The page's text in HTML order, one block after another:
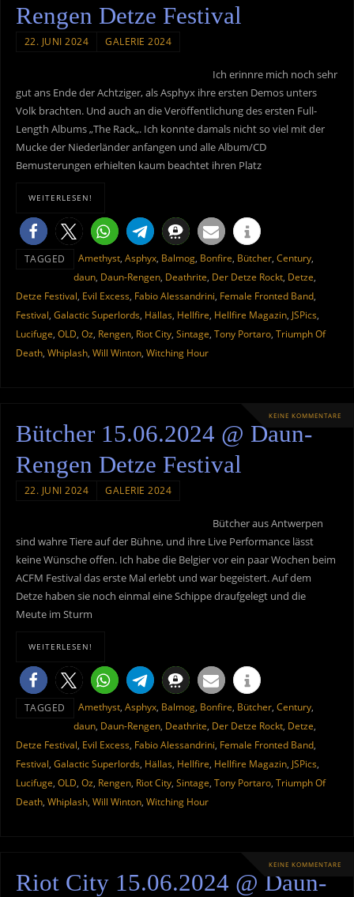
Rengen Detze Festival
22. JUNI 2024 GALERIE 2024
Ich erinnre mich noch sehr
gut ans Ende der Achtziger, als Asphyx ihre ersten Demos unters
Volk brachten. Und auch an die Veröffentlichung des ersten Full-
Length Albums „The Rack„. Ich konnte damals nicht so viel mit der
Mucke der Niederländer anfangen und alle Album/CD
Bemusterungen erhielten kaum beachtet ihren Platz
WEITERLESEN!
TAGGED Amethyst, Asphyx, Balmog, Bonfire, Bütcher, Century,
daun, Daun-Rengen, Deathrite, Der Detze Rockt, Detze,
Detze Festival, Evil Excess, Fabio Alessandrini, Female Fronted Band,
Festival, Galactic Superlords, Hällas, Hellfire, Hellfire Magazin, JSPics,
Lucifuge, OLD, Oz, Rengen, Riot City, Sintage, Tony Portaro, Triumph Of
Death, Whiplash, Will Winton, Witching Hour
KEINE KOMMENTARE
Bütcher 15.06.2024 @ Daun-
Rengen Detze Festival
22. JUNI 2024 GALERIE 2024
Bütcher aus Antwerpen
sind wahre Tiere auf der Bühne, und ihre Live Performance lässt
keine Wünsche offen. Ich habe die Belgier vor ein paar Wochen beim
ACFM Festival das erste Mal erlebt und war begeistert. Auf dem
Detze haben sie noch einmal eine Schippe draufgelegt und die
Meute im Sturm
WEITERLESEN!
TAGGED Amethyst, Asphyx, Balmog, Bonfire, Bütcher, Century,
daun, Daun-Rengen, Deathrite, Der Detze Rockt, Detze,
Detze Festival, Evil Excess, Fabio Alessandrini, Female Fronted Band,
Festival, Galactic Superlords, Hällas, Hellfire, Hellfire Magazin, JSPics,
Lucifuge, OLD, Oz, Rengen, Riot City, Sintage, Tony Portaro, Triumph Of
Death, Whiplash, Will Winton, Witching Hour
KEINE KOMMENTARE
Riot City 15.06.2024 @ Daun-